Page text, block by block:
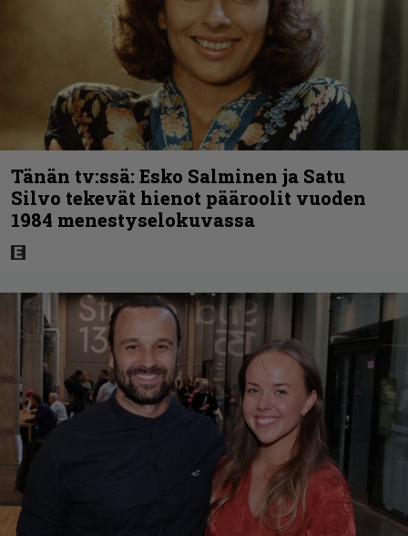
Tänän tv:ssä: Esko Salminen ja Satu
Silvo tekevät hienot pääroolit vuoden
1984 menestyselokuvassa